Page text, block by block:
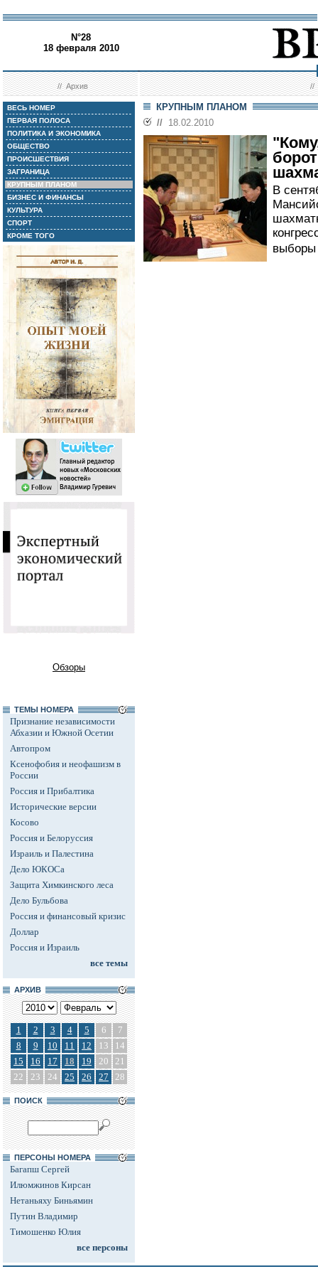
N°28
18 февраля 2010
//Архив //
ВЕСЬ НОМЕР
ПЕРВАЯ ПОЛОСА
ПОЛИТИКА И ЭКОНОМИКА
ОБЩЕСТВО
ПРОИСШЕСТВИЯ
ЗАГРАНИЦА
КРУПНЫМ ПЛАНОМ
БИЗНЕС И ФИНАНСЫ
КУЛЬТУРА
СПОРТ
КРОМЕ ТОГО
Обзоры
ТЕМЫ НОМЕРА
Признание независимости
Абхазии и Южной Осетии
Автопром
Ксенофобия и неофашизм в
России
Россия и Прибалтика
Исторические версии
Косово
Россия и Белоруссия
Израиль и Палестина
Дело ЮКОСа
Защита Химкинского леса
Дело Бульбова
Россия и финансовый кризис
Доллар
Россия и Израиль
все темы
АРХИВ
1 2 3 4 5 6
7
8
9 10 11 12 13
14
15
16 17 18 19 20
21
22
23 24 25 26 27 28
ПОИСК
ПЕРСОНЫ НОМЕРА
Багапш Сергей
Илюмжинов Кирсан
Нетаньяху Биньямин
Путин Владимир
Тимошенко Юлия
все персоны
КРУПНЫМ ПЛАНОМ
// 18.02.2010
В